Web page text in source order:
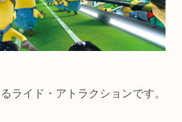
ライド・アトラクションです。